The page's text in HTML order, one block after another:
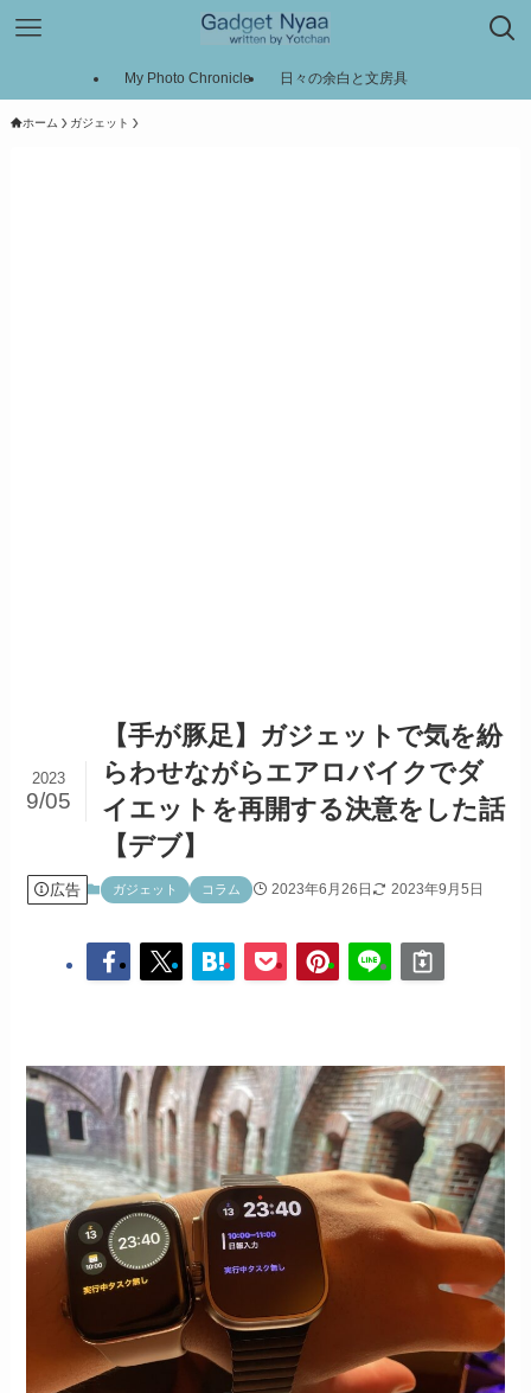
My Photo Chronicle 日々の余白と文房具
ホーム ガジェット
【手が豚足】ガジェットで気を紛
らわせながらエアロバイクでダ
イエットを再開する決意をした話
【デブ】
2023
9/05
広告 ガジェット コラム 2023年6月26日 2023年9月5日